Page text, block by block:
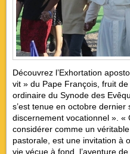
Découvrez l’Exhortation
vit » du Pape François, fruit
ordinaire du Synode des
s’est tenue en octobre
discernement vocationnel ». «
considérer comme un
pastorale, est une invitation à
vie vécue à fond, l’aventure